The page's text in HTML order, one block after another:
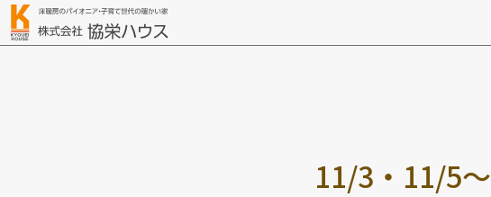
11/3 ・ 11/5～